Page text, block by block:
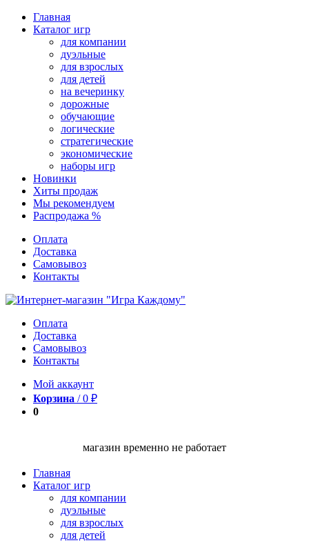
Перейти
содержимому
Главная
Каталог игр
для компании
дуэльные
для взрослых
для детей
на вечеринку
дорожные
обучающие
логические
стратегические
экономические
наборы игр
Новинки
Хиты продаж
Мы рекомендуем
Распродажа %
Оплата
Доставка
Самовывоз
Контакты
Оплата
Доставка
Самовывоз
Контакты
Мой аккаунт
Корзина /0 ₽
0
магазин временно не работает
Главная
Каталог игр
для компании
дуэльные
для взрослых
для детей